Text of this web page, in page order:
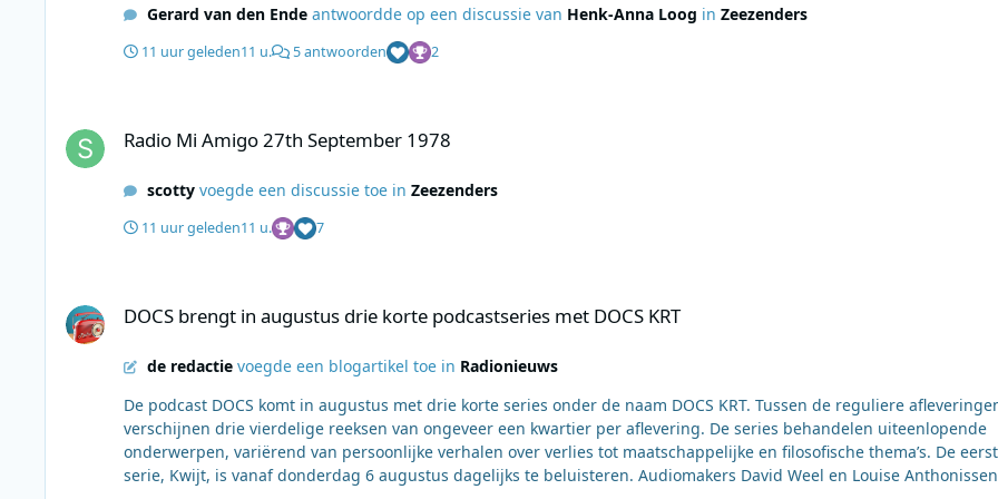
Gerard van den Endeantwoordde op een discussie van Henk-Anna Loog in Zeezenders
11 uur geleden11 u. 5 antwoorden 2
Radio Mi Amigo 27th September 1978
scottyvoegde een discussie toe in Zeezenders
11 uur geleden11 u. 7
DOCS brengt in augustus drie korte podcastseries met DOCS KRT
de redactievoegde een blogartikel toe in Radionieuws
De podcast DOCS komt in augustus met drie korte series onder de naam DOCS KRT. Tussen de reguliere
verschijnen drie vierdelige reeksen van ongeveer een kwartier per aflevering. De series behandelen uiteenlopende
onderwerpen, variërend van persoonlijke verhalen over verlies tot maatschappelijke en filosofische thema’s. De eerste
serie, Kwijt, is vanaf donderdag 6 augustus dagelijks te beluisteren. Audiomakers David Weel en Louise Anthonissen